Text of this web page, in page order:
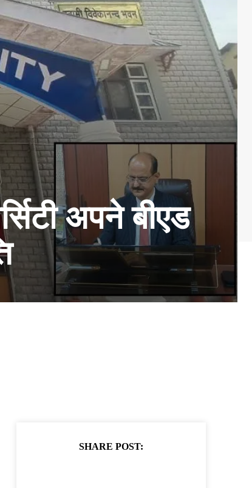
अपने बीएड
SHARE POST: